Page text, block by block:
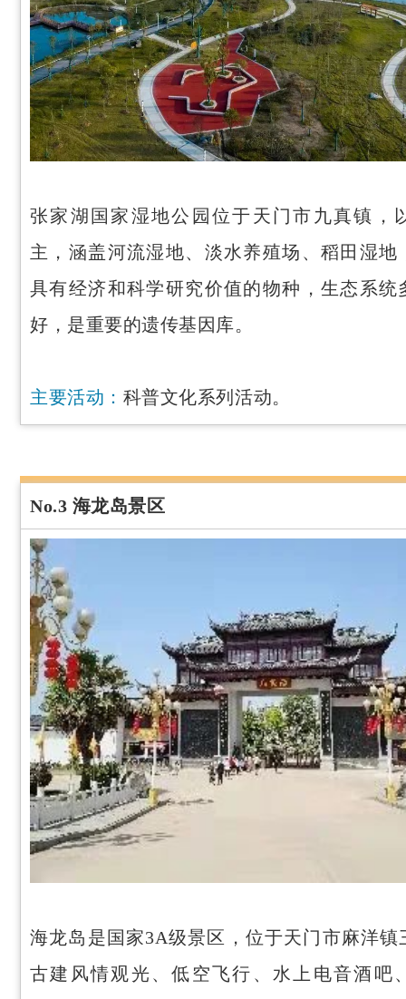
张家湖国家湿地公园位于天门市九真镇，
主，涵盖河流湿地、淡水养殖场、稻田湿地
具有经济和科学研究价值的物种，生态系统
好，是重要的遗传基因库。
主要活动： 科普文化系列活动。
No.3 海龙岛景区
海龙岛是国家3A级景区，位于天门市麻洋镇
古建风情观光、低空飞行、水上电音酒吧